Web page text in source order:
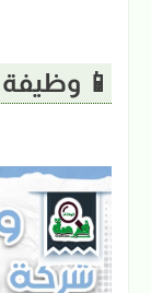
📱 وظيفة Social Media Specialist